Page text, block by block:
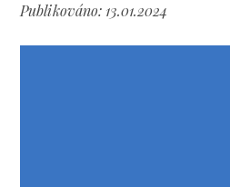
Publikováno: 13.01.2024